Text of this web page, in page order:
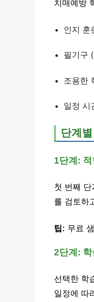
치매예방
인지 훈
필기구
조용한
일정 시
단계
1단계: 적
첫 번째
를 검토하
팁: 무료
2단계: 학
선택한 학
일정에 따